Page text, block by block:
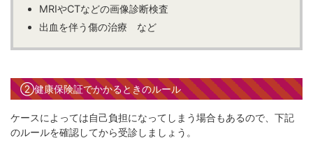
MRIやCTなどの画像診断検査
出血を伴う傷の治療 など
②健康保険証でかかるときのルール
ケースによっては自己負担になってしまう場合もあるので、下記
のルールを確認してから受診しましょう。